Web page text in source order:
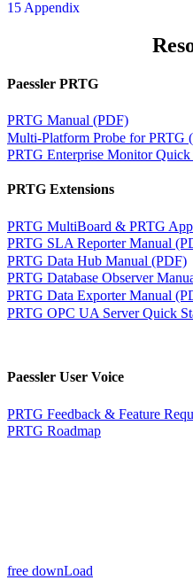
15 Appendix
Paessler PRTG
PRTG Manual (PDF)
Multi-Platform Probe for PRTG
PRTG Enterprise Monitor
PRTG Extensions
PRTG MultiBoard & PRTG
PRTG SLA Reporter Manual
PRTG Data Hub Manual (PDF)
PRTG Database Observer
PRTG Data Exporter Manual
PRTG OPC UA Server Quick
Paessler User Voice
PRTG Feedback & Feature
PRTG Roadmap
free downLoad